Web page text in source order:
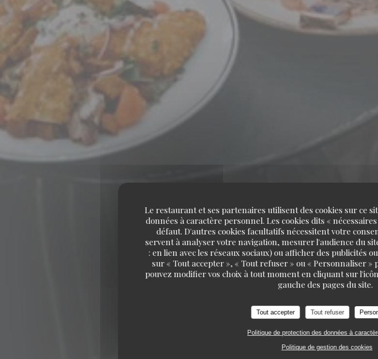
Le restaurant et ses partenaires utilisent des cookies sur ce
données à caractère personnel. Les cookies dits «
défaut. D'autres cookies facultatifs nécessitent votre
servent à analyser votre navigation, mesurer l'audience du
: en lien avec les réseaux sociaux) ou afficher des publicités
sur « Tout accepter », « Tout refuser » ou « Personnaliser »
pouvez modifier vos choix à tout moment en cliquant sur
gauche des pages du site.
Tout accepter Tout refuser
Politique de protection des données à
Politique de gestion des cookies
3, PLACE DE LA VICTOIRE 63000